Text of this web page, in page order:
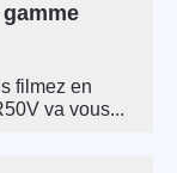
filmez en
va vous...